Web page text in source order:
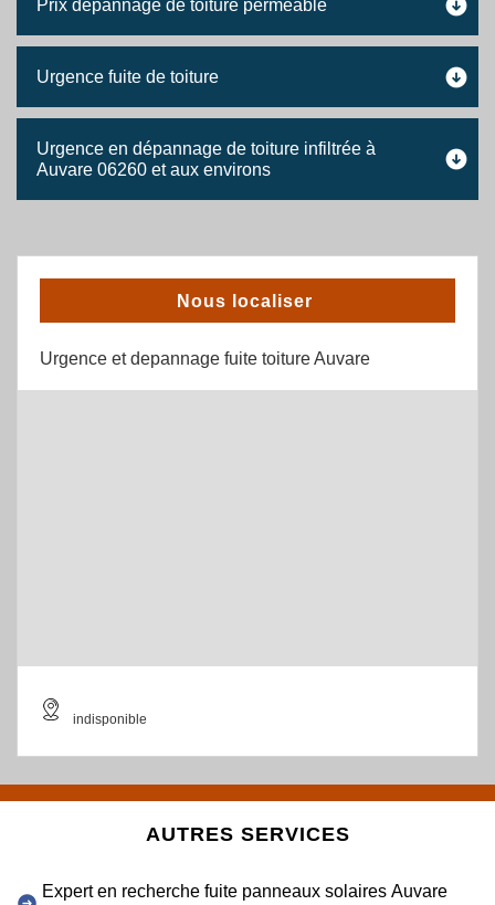
Prix dépannage de toiture perméable
Urgence fuite de toiture
Urgence en dépannage de toiture infiltrée à
Auvare 06260 et aux environs
Nous localiser
Urgence et depannage fuite toiture Auvare
indisponible
AUTRES SERVICES
Expert en recherche fuite panneaux solaires Auvare